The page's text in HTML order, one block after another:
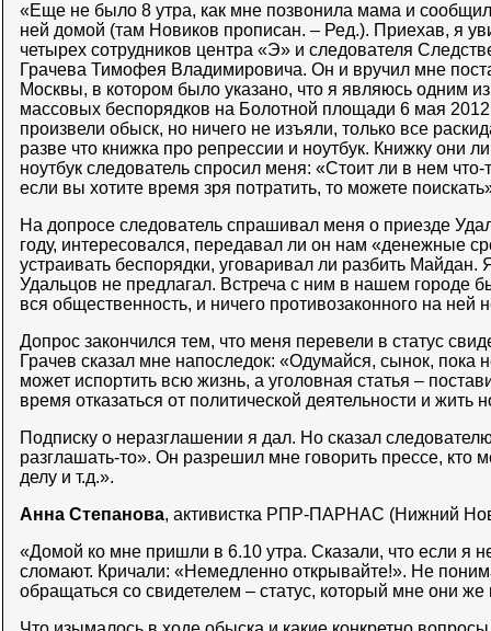
«Еще не было 8 утра, как мне позвонила мама и
ней домой (там Новиков прописан. – Ред.). Приехав, я
четырех сотрудников центра «Э» и следователя
Грачева Тимофея Владимировича. Он и вручил мне
Москвы, в котором было указано, что я являюсь одним
массовых беспорядков на Болотной площади 6 мая
произвели обыск, но ничего не изъяли, только все
разве что книжка про репрессии и ноутбук. Книжку они
ноутбук следователь спросил меня: «Стоит ли в нем что-
если вы хотите время зря потратить, то можете
На допросе следователь спрашивал меня о приезде
году, интересовался, передавал ли он нам «денежные
устраивать беспорядки, уговаривал ли разбить Майдан.
Удальцов не предлагал. Встреча с ним в нашем городе
вся общественность, и ничего противозаконного на ней
Допрос закончился тем, что меня перевели в статус
Грачев сказал мне напоследок: «Одумайся, сынок, пока
может испортить всю жизнь, а уголовная статья –
время отказаться от политической деятельности и жить
Подписку о неразглашении я дал. Но сказал
разглашать-то». Он разрешил мне говорить прессе, кто
делу и т.д.».
Анна Степанова, активистка РПР-ПАРНАС (Нижний
«Домой ко мне пришли в 6.10 утра. Сказали, что если я
сломают. Кричали: «Немедленно открывайте!». Не
обращаться со свидетелем – статус, который мне они же